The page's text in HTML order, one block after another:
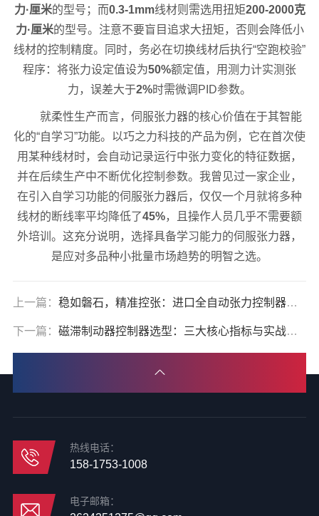
力·厘米的型号；而0.3-1mm线材则需选用扭矩200-2000克
力·厘米的型号。注意不要盲目追求大扭矩，否则会降低小
线材的控制精度。同时，务必在切换线材后执行“空跑校验”
程序：将张力设定值设为50%额定值，用测力计实测张
力，误差大于2%时需微调PID参数。
就柔性生产而言，伺服张力器的核心价值在于其智能
化的“自学习”功能。以巧之力科技的产品为例，它在首次使
用某种线材时，会自动记录运行中张力变化的特征数据，
并在后续生产中不断优化控制参数。我曾见过一家企业，
在引入自学习功能的伺服张力器后，仅仅一个月就将多种
线材的断线率平均降低了45%，且操作人员几乎不需要额
外培训。这充分说明，选择具备学习能力的伺服张力器，
是应对多品种小批量市场趋势的明智之选。
上一篇： 稳如磐石，精准控张：进口全自动张力控制器全揭秘
下一篇： 磁滞制动器控制器选型：三大核心指标与实战案例
热线电话：
158-1753-1008
电子邮箱：